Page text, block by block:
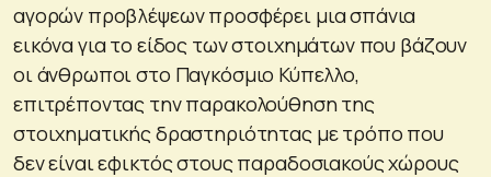
αγορών προβλέψεων προσφέρει μια σπάνια
εικόνα για το είδος των στοιχημάτων που βάζουν
οι άνθρωποι στο Παγκόσμιο Κύπελλο,
επιτρέποντας την παρακολούθηση της
στοιχηματικής δραστηριότητας με τρόπο που
δεν είναι εφικτός στους παραδοσιακούς χώρους